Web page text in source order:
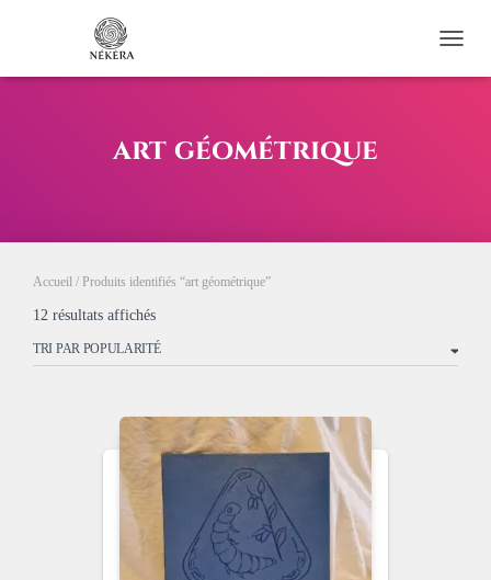
art géométrique
Accueil / Produits identifiés “art géométrique”
12 résultats affichésTrié
par
popularité